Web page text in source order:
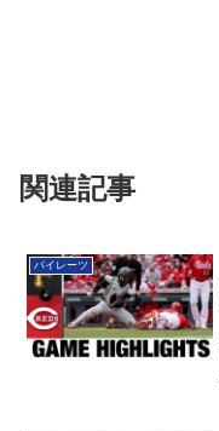
関連記事
パイレーツ